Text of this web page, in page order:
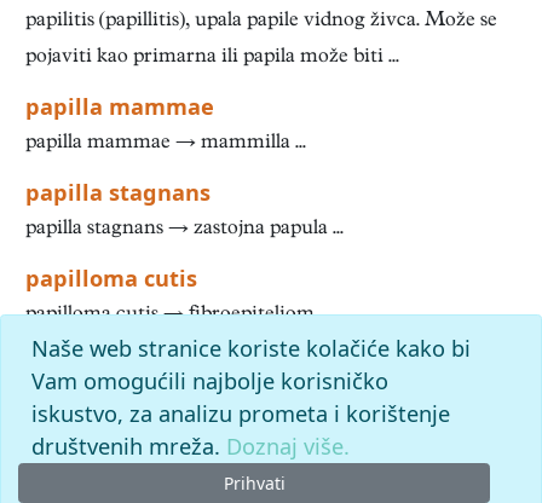
papilitis (papillitis), upala papile vidnog živca. Može se
pojaviti kao primarna ili papila može biti ...
papilla mammae
papilla mammae → mammilla ...
papilla stagnans
papilla stagnans → zastojna papula ...
papilloma cutis
papilloma cutis → fibroepiteliom ...
slovop: pronađenih odgovora: 1645; vrijeme izvršavanja
upita: 57 ms
Naše web stranice koriste kolačiće kako bi
Vam omogućili najbolje korisničko
iskustvo, za analizu prometa i korištenje
društvenih mreža. Doznaj više.
Prihvati